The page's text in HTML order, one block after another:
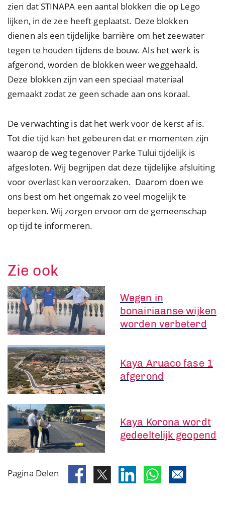
zien dat STINAPA een aantal blokken die op Lego
lijken, in de zee heeft geplaatst. Deze blokken
dienen als een tijdelijke barrière om het zeewater
tegen te houden tijdens de bouw. Als het werk is
afgerond, worden de blokken weer weggehaald.
Deze blokken zijn van een speciaal materiaal
gemaakt zodat ze geen schade aan ons koraal.
De verwachting is dat het werk voor de kerst af is.
Tot die tijd kan het gebeuren dat er momenten zijn
waarop de weg tegenover Parke Tului tijdelijk is
afgesloten. Wij begrijpen dat deze tijdelijke afsluiting
voor overlast kan veroorzaken. Daarom doen we
ons best om het ongemak zo veel mogelijk te
beperken. Wij zorgen ervoor om de gemeenschap
op tijd te informeren.
Zie ook
Wegen in
bonairiaanse wijken
worden verbeterd
Kaya Aruaco fase 1
afgerond
Kaya Korona wordt
gedeeltelijk geopend
Pagina Delen